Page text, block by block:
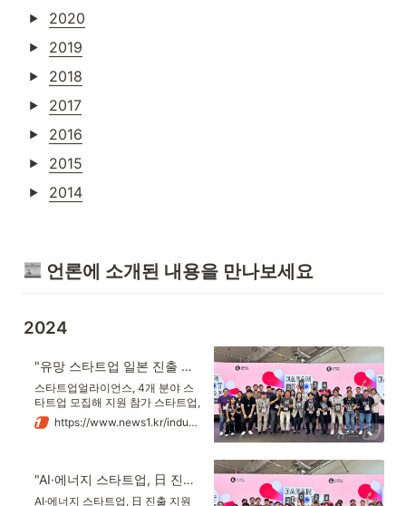
2020
2019
2018
2017
2016
2015
2014
언론에 소개된 내용을 만나보세요
2024
"유망 스타트업 일본 진출 지원"…제11회 재팬부트캠프 성료
스타트업얼라이언스, 4개 분야 스
타트업 모집해 지원 참가 스타트업,
일본 현지서 투자사 만나 네트워킹
스타트업얼라이언스는 일본 시장
연결하는 '재팬부트캠프' 프로그램
을 성료했다고 27일 밝혔다.201 …
https://www.news1.kr/industry/sb-founded/5552699
"AI·에너지 스타트업, 日 진출 지원" 스타트업얼라이언스, 재팬부트캠프 개최
AI·에너지 스타트업, 日 진출 지원